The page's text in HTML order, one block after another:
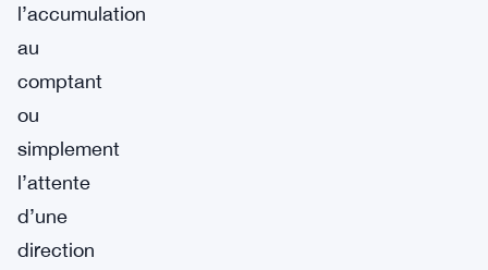
l’accumulation
au
comptant
ou
simplement
l’attente
d’une
direction